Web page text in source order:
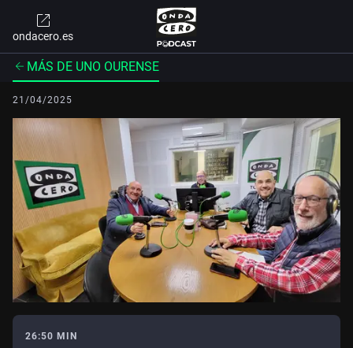
ondacero.es
MÁS DE UNO OURENSE
21/04/2025
26:50 MIN